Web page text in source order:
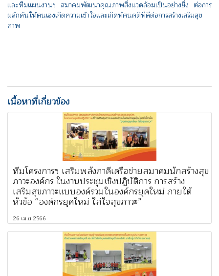
และทีมแผนงานฯ สมาคมพัฒนาคุณภาพสิ่งแวดล้อมเป็นอย่างยิ่ง ต่อการ
ผลักดันให้ตนเองเกิดความเข้าใจและเกิดทัศนคติที่ดีต่อการสร้างเสริมสุข
ภาพ
เนื้อหาที่เกี่ยวข้อง
ทีมโครงการฯ เสริมพลังภาคีเครือข่ายสมาคมนักสร้างสุข
ภาวะองค์กร ในงานประชุมเชิงปฏิบัติการ การสร้าง
เสริมสุขภาวะแบบองค์รวมในองค์กรยุคใหม่ ภายใต้
หัวข้อ “องค์กรยุคใหม่ ใส่ใจสุขภาวะ”
26 เม.ย 2566